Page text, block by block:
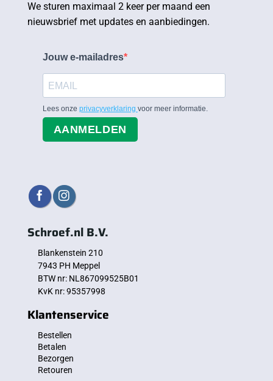
We sturen maximaal 2 keer per maand een
nieuwsbrief met updates en aanbiedingen.
Jouw e-mailadres
Lees onze privacyverklaring voor meer informatie.
AANMELDEN
Schroef.nl B.V.
Blankenstein 210
7943 PH Meppel
BTW nr: NL867099525B01
KvK nr: 95357998
Klantenservice
Bestellen
Betalen
Bezorgen
Retouren